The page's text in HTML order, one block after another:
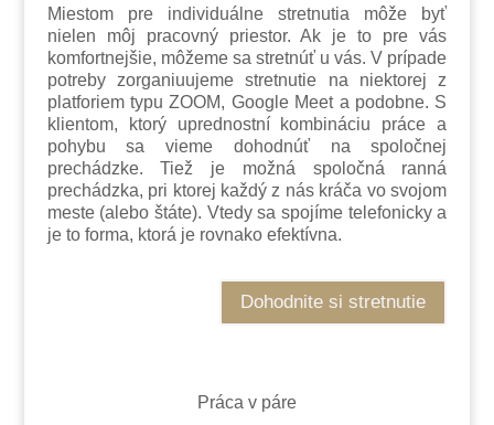
Miestom pre individuálne stretnutia môže byť
nielen môj pracovný priestor. Ak je to pre vás
komfortnejšie, môžeme sa stretnúť u vás. V prípade
potreby zorganiuujeme stretnutie na niektorej z
platforiem typu ZOOM, Google Meet a podobne. S
klientom, ktorý uprednostní kombináciu práce a
pohybu sa vieme dohodnúť na spoločnej
prechádzke. Tiež je možná spoločná ranná
prechádzka, pri ktorej každý z nás kráča vo svojom
meste (alebo štáte). Vtedy sa spojíme telefonicky a
je to forma, ktorá je rovnako efektívna.
Dohodnite si stretnutie
Práca v páre